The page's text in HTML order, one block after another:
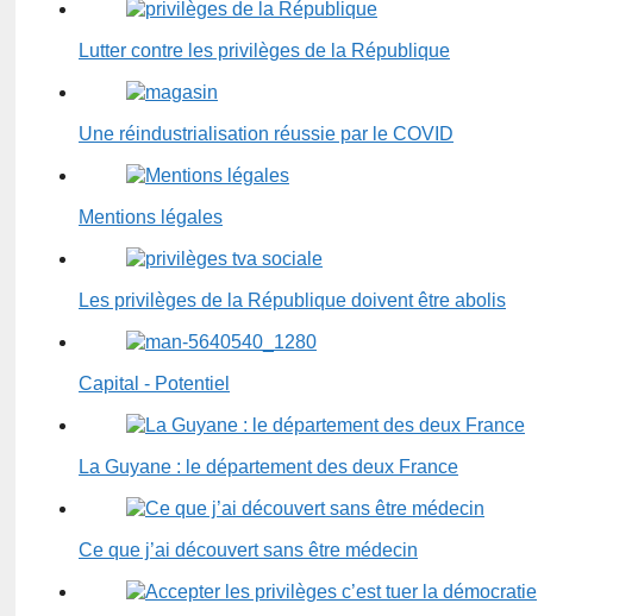
Lutter contre les privilèges de la République
Une réindustrialisation réussie par le COVID
Mentions légales
Les privilèges de la République doivent être abolis
Capital - Potentiel
La Guyane : le département des deux France
Ce que j’ai découvert sans être médecin